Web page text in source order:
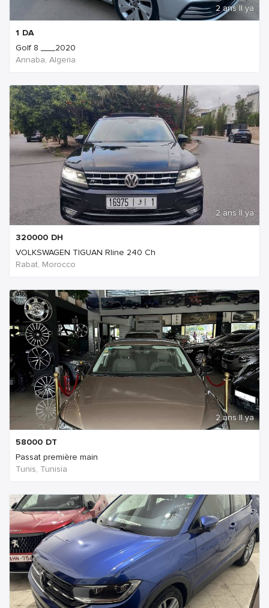
2 ans Il ya
1 DA
Golf 8 ___2020
Annaba, Algeria
2 ans Il ya
320000 DH
VOLKSWAGEN TIGUAN Rline 240 Ch
Rabat, Morocco
2 ans Il ya
58000 DT
Passat première main
Tunis, Tunisia